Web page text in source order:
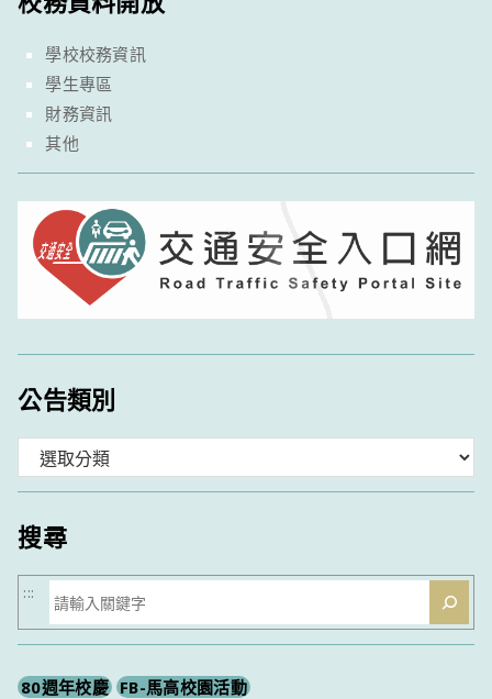
學校校務資訊
學生專區
財務資訊
其他
公告類別
類
搜尋
搜
尋
:::
80週年校慶 FB-馬高校園活動